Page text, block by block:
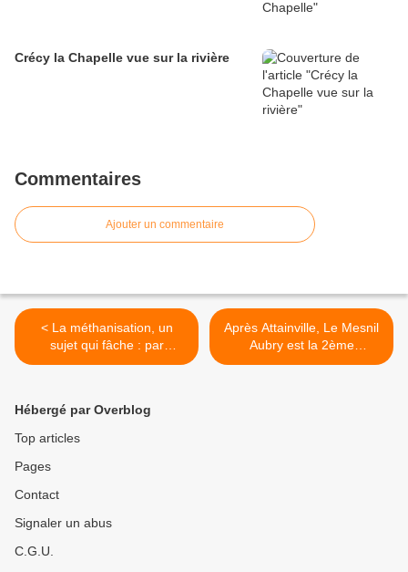
Crécy la Chapelle vue sur la rivière
Commentaires
Ajouter un commentaire
< La méthanisation, un
sujet qui fâche : par
manque d’argent la
pendant que le CR IDF et
l’ETAT allouent plus de 800
un méthaniseur privé à
Après Attainville, Le Mesnil
Aubry est la 2ème
commune du Val d’Oise à
Hébergé par Overblog
Top articles
Pages
Contact
Signaler un abus
C.G.U.